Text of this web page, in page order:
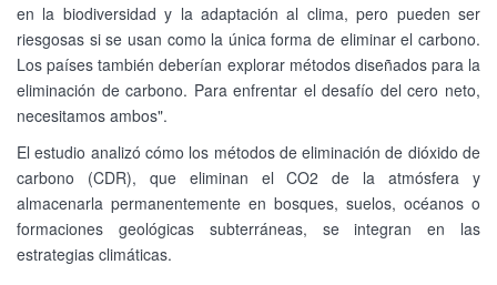
en la biodiversidad y la adaptación al clima, pero pueden ser
riesgosas si se usan como la única forma de eliminar el carbono.
Los países también deberían explorar métodos diseñados para la
eliminación de carbono. Para enfrentar el desafío del cero neto,
necesitamos ambos".
El estudio analizó cómo los métodos de eliminación de dióxido de
carbono (CDR), que eliminan el CO2 de la atmósfera y
almacenarla permanentemente en bosques, suelos, océanos o
formaciones geológicas subterráneas, se integran en las
estrategias climáticas.